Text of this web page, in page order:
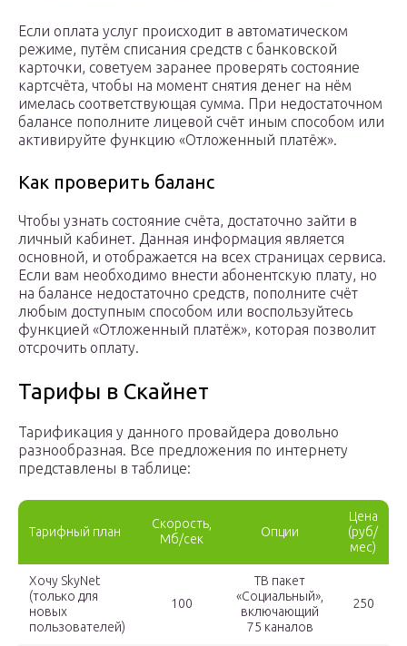
Если оплата услуг происходит в автоматическом
режиме, путём списания средств с банковской
карточки, советуем заранее проверять состояние
картсчёта, чтобы на момент снятия денег на нём
имелась соответствующая сумма. При недостаточном
балансе пополните лицевой счёт иным способом или
активируйте функцию «Отложенный платёж».
Как проверить баланс
Чтобы узнать состояние счёта, достаточно зайти в
личный кабинет. Данная информация является
основной, и отображается на всех страницах сервиса.
Если вам необходимо внести абонентскую плату, но
на балансе недостаточно средств, пополните счёт
любым доступным способом или воспользуйтесь
функцией «Отложенный платёж», которая позволит
отсрочить оплату.
Тарифы в Скайнет
Тарификация у данного провайдера довольно
разнообразная. Все предложения по интернету
представлены в таблице:
Тарифный план
Скорость,
Мб/сек
Опции
Цена
(руб/
мес)
Хочу SkyNet
(только для
новых
пользователей)
100
ТВ пакет
«Социальный»,
включающий
75 каналов
250